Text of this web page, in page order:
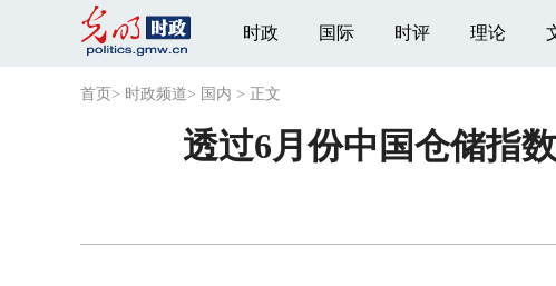
时政 国际 时评 理论
首页 > 时政频道> 国内 > 正文
透过6月份中国仓储指